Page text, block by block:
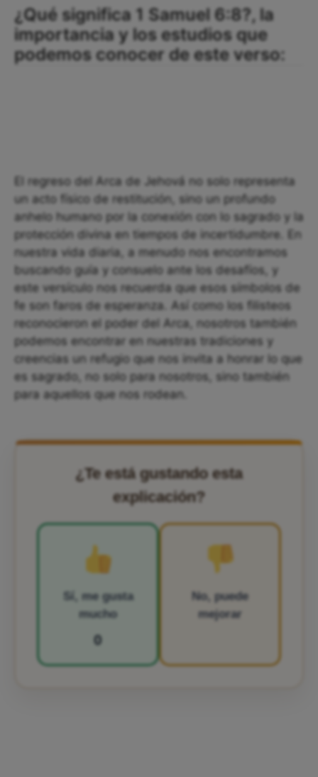
¿Qué significa 1 Samuel 6:8?, la
importancia y los estudios que
podemos conocer de este verso:
El regreso del Arca de Jehová no solo representa
un acto físico de restitución, sino un profundo
anhelo humano por la conexión con lo sagrado y la
protección divina en tiempos de incertidumbre. En
nuestra vida diaria, a menudo nos encontramos
buscando guía y consuelo ante los desafíos, y
este versículo nos recuerda que esos símbolos de
fe son faros de esperanza. Así como los filisteos
reconocieron el poder del Arca, nosotros también
podemos encontrar en nuestras tradiciones y
creencias un refugio que nos invita a honrar lo que
es sagrado, no solo para nosotros, sino también
para aquellos que nos rodean.
¿Te está gustando esta
explicación?
Sí, me gusta
mucho
0
No, puede
mejorar